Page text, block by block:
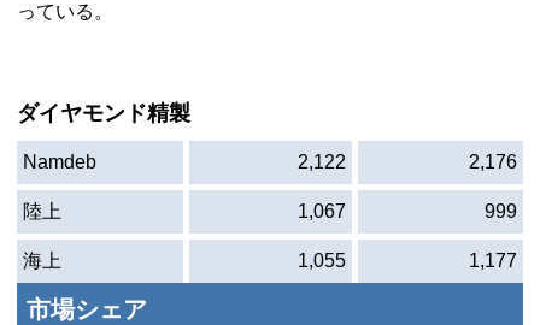
っている。
ダイヤモンド精製
Namdeb 2,122 2,176
陸上 1,067 999
海上 1,055 1,177
市場シェア